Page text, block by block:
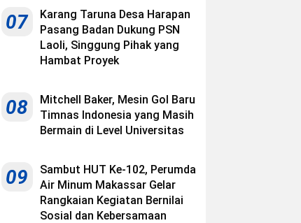
07
Karang Taruna Desa Harapan
Pasang Badan Dukung PSN
Laoli, Singgung Pihak yang
Hambat Proyek
08
Mitchell Baker, Mesin Gol Baru
Timnas Indonesia yang Masih
Bermain di Level Universitas
09
Sambut HUT Ke-102, Perumda
Air Minum Makassar Gelar
Rangkaian Kegiatan Bernilai
Sosial dan Kebersamaan